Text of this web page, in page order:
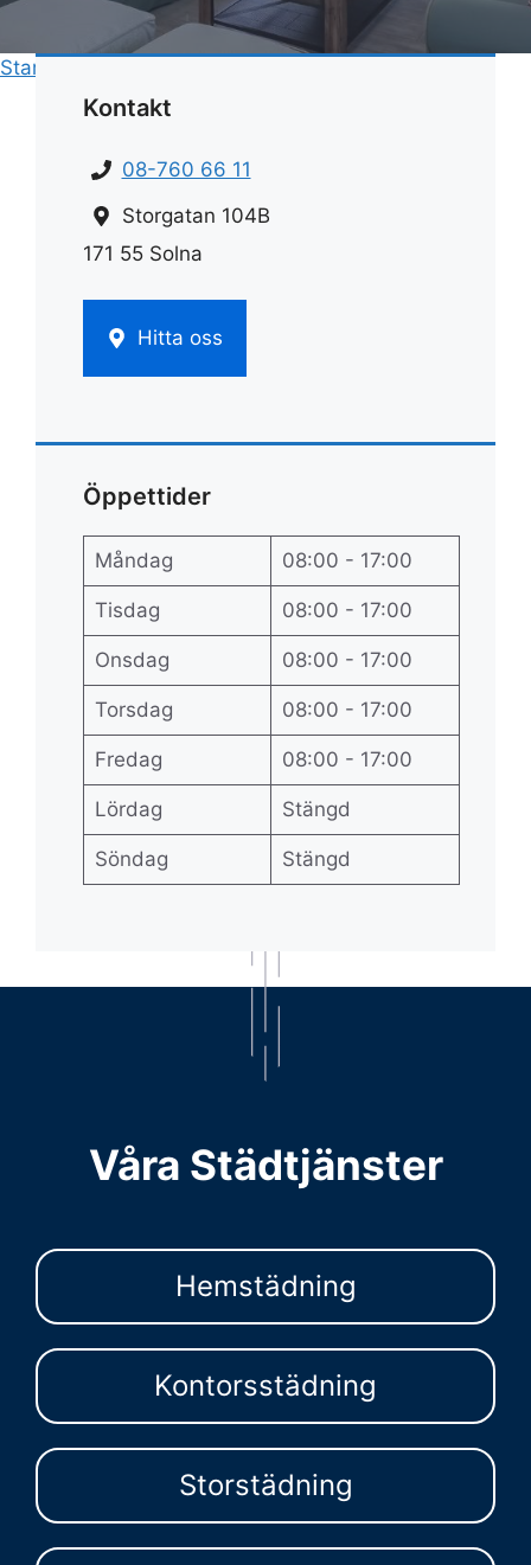
Start
Kontakt
08-760 66 11
Storgatan 104B
171 55 Solna
Hitta oss
Öppettider
Måndag 08:00 - 17:00
Tisdag 08:00 - 17:00
Onsdag 08:00 - 17:00
Torsdag 08:00 - 17:00
Fredag 08:00 - 17:00
Lördag Stängd
Söndag Stängd
Våra Städtjänster
Hemstädning
Kontorsstädning
Storstädning